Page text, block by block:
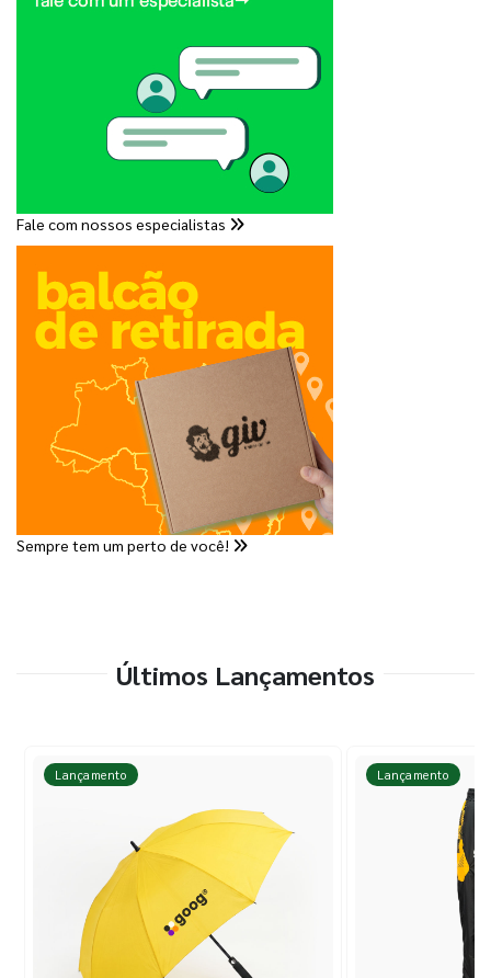
Fale com nossos especialistas
Sempre tem um perto de você!
Últimos Lançamentos
Lançamento Lançamento